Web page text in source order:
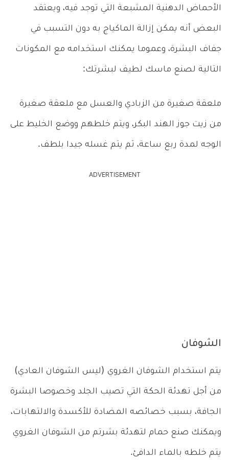
الأحماض الدهنية المشبعة التي توجد فيه، ويعتقد
البعض أنه يمكن إزالة الماكياج به دون التسبب في
جفاف البشرة، وعموما يمكنك استخدامه مع المكونات
التالية لصنع ماسك لطيف لبشرتك:
ملعقة صغيرة من الزبادي والعسل مع ملعقة صغيرة
من زيت جوز الهند البكر، ويتم خلطهم ووضع الخليط على
الوجه لمدة ربع ساعة، ثم يتم غسله جيدا بلطف.
ADVERTISEMENT
الشوفان
يتم استخدام الشوفان الغروي (ليس الشوفان العادي)
من أجل تهدئة الحكة التي تصيب الجلد وخصوصا البشرة
الجافة، بسبب خصائصه المضادة للأكسدة والالتهابات،
ويمكنك صنع حمام لتهدئة بشرتم من الشوفان الغروي
يتم خلطه بالماء الدافئ.